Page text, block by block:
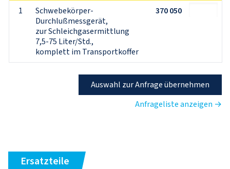
1
Schwebekörper-
Durchlußmessgerät,
zur Schleichgasermittlung
7,5-75 Liter/Std.,
komplett im Transportkoffer
370 050
Auswahl zur Anfrage übernehmen
Anfrageliste anzeigen →
Ersatzteile